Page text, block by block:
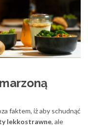
faktem, iż aby schudnąć
lekkostrawne, ale